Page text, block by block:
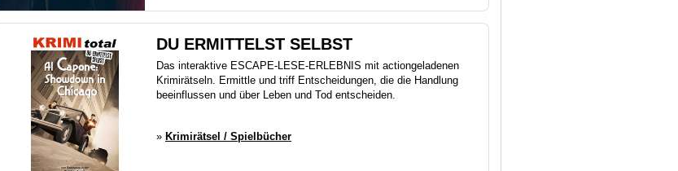
DU ERMITTELST SELBST
Das interaktive ESCAPE-LESE-ERLEBNIS mit actiongeladenen
Krimirätseln. Ermittle und triff Entscheidungen, die die Handlung
beeinflussen und über Leben und Tod entscheiden.
» Krimirätsel / Spielbücher